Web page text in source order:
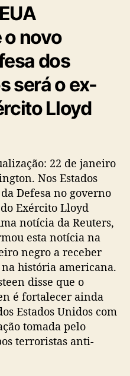
novo
dos
será o ex-
Lloyd
22 de janeiro
Nos Estados
Defesa no governo
Exército Lloyd
notícia da Reuters,
esta notícia na
negro a receber
história americana.
disse que o
é fortalecer ainda
Estados Unidos com
tomada pelo
terroristas anti-